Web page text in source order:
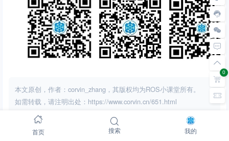
本文原创，作者：corvin_zhang，其版权均为ROS小课堂所有。
如需转载，请注明出处：https://www.corvin.cn/651.html
"愿我的文字能带给您一丝美好"
0
首页 搜索 我的